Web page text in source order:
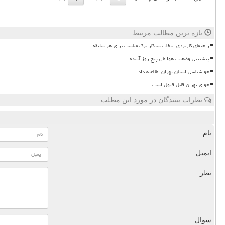
تازه ترین مطالب مرتبط
راهنمای کاربردی انتخاب سیگار برگ مناسب برای هر سلیقه
پیشبینی وضعیت هوا طی پنج روز آینده
هواشناسی استان تهران اطلاعیه داد
هوای تهران قابل قبول است
نظرات بینندگان در مورد این مطلب
نام:
ایمیل:
نظر:
سوال: